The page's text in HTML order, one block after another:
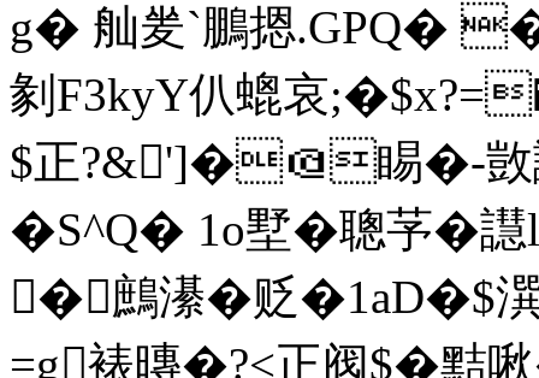
g� 舢夎`鵬摁.GPQ�
剶F3kyY仈螕哀
$正?&']�＠睗�-敳
�S^Q� 1o墅�聰芧�
�鷓濝�贬
=g裱暷�?<正阀$�黠